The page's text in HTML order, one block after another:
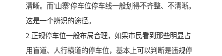
清晰。而'山寨'停车位停车线一般划得不齐整、不清晰。
这是一个辨识的途径。
2.正规停车位一般布局合理，如果市民看到那些明显占
用盲道、人行横道的停车位，基本上可以判断是违规停